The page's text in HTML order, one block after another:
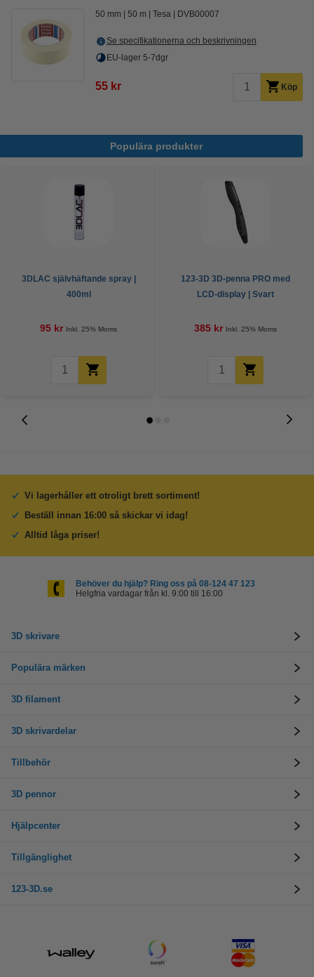
50 mm 50 m Tesa DVB00007
Se specifikationerna och beskrivningen
EU-lager 5-7dgr
55 kr Köp
Populära produkter
3DLAC självhäftande spray |
400ml
95 kr Inkl. 25% Moms
123-3D 3D-penna PRO med
LCD-display | Svart
385 kr Inkl. 25% Moms
Vi lagerhåller ett otroligt brett sortiment!
Beställ innan 16:00 så skickar vi idag!
Alltid låga priser!
Behöver du hjälp? Ring oss på 08-124 47 123
Helgfria vardagar från kl. 9:00 till 16:00
3D skrivare
Populära märken
3D filament
3D skrivardelar
Tillbehör
3D pennor
Hjälpcenter
Tillgänglighet
123-3D.se